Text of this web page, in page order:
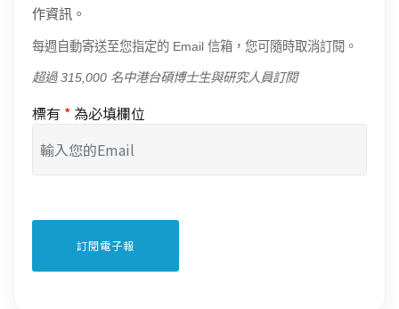
作資訊。
每週自動寄送至您指定的 Email 信箱，您可隨時取消訂閱。
超過 315,000 名中港台碩博士生與研究人員訂閱
標有 * 為必填欄位